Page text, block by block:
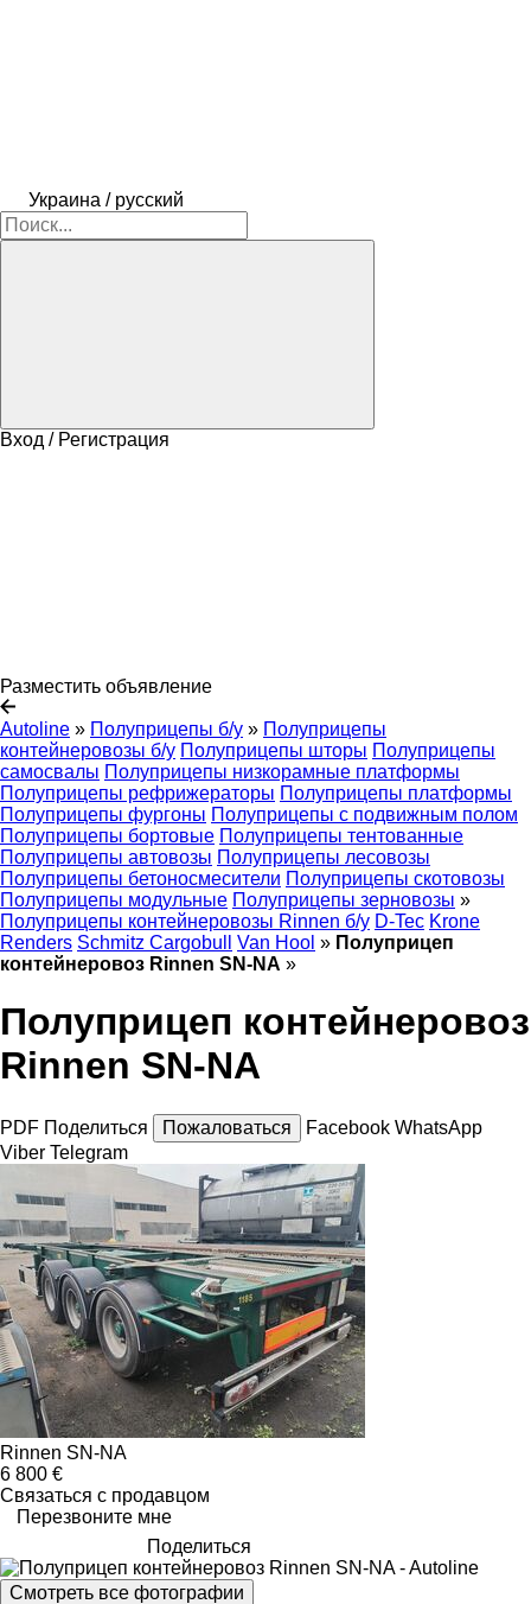
Украина / русский
Вход / Регистрация
Разместить объявление
Autoline » Полуприцепы б/у » Полуприцепы
контейнеровозы б/у Полуприцепы шторы Полуприцепы
самосвалы Полуприцепы низкорамные платформы
Полуприцепы рефрижераторы Полуприцепы платформы
Полуприцепы фургоны Полуприцепы с подвижным полом
Полуприцепы бортовые Полуприцепы тентованные
Полуприцепы автовозы Полуприцепы лесовозы
Полуприцепы бетоносмесители Полуприцепы скотовозы
Полуприцепы модульные Полуприцепы зерновозы »
Полуприцепы контейнеровозы Rinnen б/у D-Tec Krone
Renders Schmitz Cargobull Van Hool » Полуприцеп
контейнеровоз Rinnen SN-NA »
Полуприцеп контейнеровоз
Rinnen SN-NA
PDF Поделиться Пожаловаться Facebook WhatsApp
Viber Telegram
Rinnen SN-NA
6 800 €
Связаться с продавцом
Перезвоните мне
Поделиться
Смотреть все фотографии